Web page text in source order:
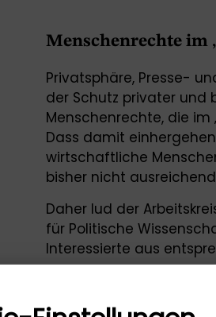
Menschenrechte im
Privatsphäre, Presse-
der Schutz privater und
Menschenrechte, die im
Dass damit
wirtschaftliche
bisher nicht
Daher lud der
für Politische
Interessierte aus
aus der Wissenschaft